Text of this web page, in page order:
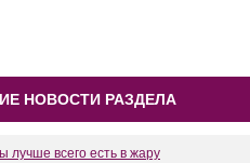
НОВОСТИ РАЗДЕЛА
лучше всего есть в жару